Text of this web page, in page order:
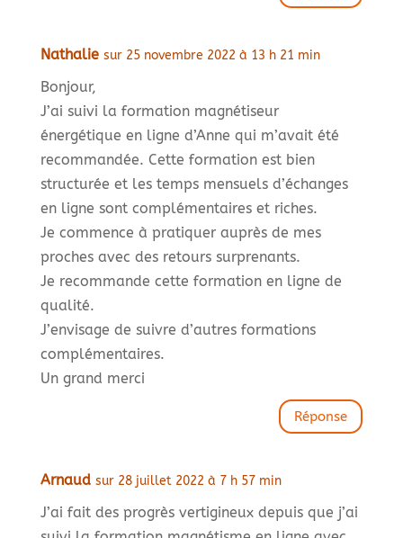
Nathalie sur 25 novembre 2022 à 13 h 21 min
Bonjour,
J’ai suivi la formation magnétiseur
énergétique en ligne d’Anne qui m’avait été
recommandée. Cette formation est bien
structurée et les temps mensuels d’échanges
en ligne sont complémentaires et riches.
Je commence à pratiquer auprès de mes
proches avec des retours surprenants.
Je recommande cette formation en ligne de
qualité.
J’envisage de suivre d’autres formations
complémentaires.
Un grand merci
Réponse
Arnaud sur 28 juillet 2022 à 7 h 57 min
J’ai fait des progrès vertigineux depuis que j’ai